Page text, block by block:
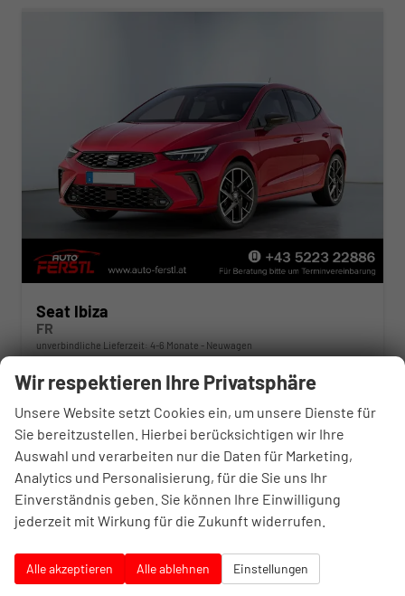
Seat Ibiza
FR
unverbindliche Lieferzeit: 4-6 Monate Neuwagen
Fahrzeugnr. 10379933 Getriebe Schalt. 6-Gang
24.595,– €
inkl. NoVA
Details
Verbrauch kombiniert:5,50 l/100km
CO 2-Klasse: D
CO2-Emissionen:123,00 g/km
Wir respektieren Ihre Privatsphäre
Unsere Website setzt Cookies ein, um unsere Dienste für
Sie bereitzustellen. Hierbei berücksichtigen wir Ihre
Auswahl und verarbeiten nur die Daten für Marketing,
Analytics und Personalisierung, für die Sie uns Ihr
Einverständnis geben. Sie können Ihre Einwilligung
jederzeit mit Wirkung für die Zukunft widerrufen.
Alle akzeptieren Alle ablehnen Einstellungen